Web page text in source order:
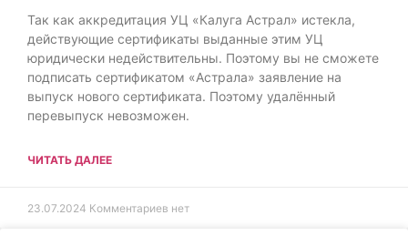
Так как аккредитация УЦ «Калуга Астрал» истекла,
действующие сертификаты выданные этим УЦ
юридически недействительны. Поэтому вы не сможете
подписать сертификатом «Астрала» заявление на
выпуск нового сертификата. Поэтому удалённый
перевыпуск невозможен.
ЧИТАТЬ ДАЛЕЕ
23.07.2024 Комментариев нет